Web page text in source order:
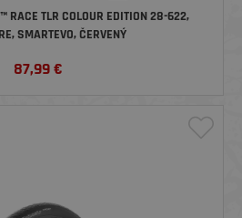
RACE TLR COLOUR EDITION 28-622,
SMARTEVO, ČERVENÝ
87,99€